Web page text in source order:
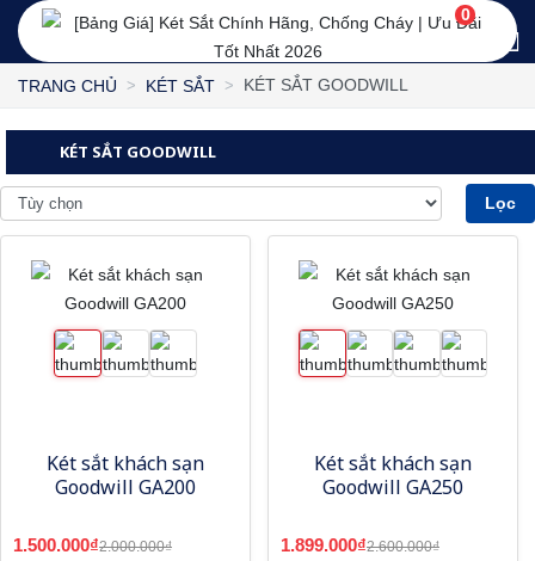
0
TRANG CHỦ KÉT SẮT KÉT SẮT GOODWILL
KÉT SẮT GOODWILL
Lọc
Két sắt khách sạn
Goodwill GA200
1.500.000₫2.000.000₫
Két sắt khách sạn
Goodwill GA250
1.899.000₫2.600.000₫